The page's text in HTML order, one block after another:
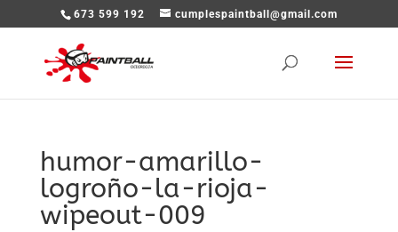
673 599 192 cumplespaintball@gmail.com
humor-amarillo-
logroño-la-rioja-
wipeout-009